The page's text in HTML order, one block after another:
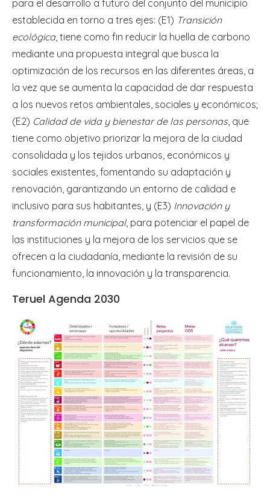
para el desarrollo a futuro del conjunto del municipio
establecida en torno a tres ejes: (E1) Transición
ecológica, tiene como fin reducir la huella de carbono
mediante una propuesta integral que busca la
optimización de los recursos en las diferentes áreas, a
la vez que se aumenta la capacidad de dar respuesta
a los nuevos retos ambientales, sociales y económicos;
(E2) Calidad de vida y bienestar de las personas , que
tiene como objetivo priorizar la mejora de la ciudad
consolidada y los tejidos urbanos, económicos y
sociales existentes, fomentando su adaptación y
renovación, garantizando un entorno de calidad e
inclusivo para sus habitantes, y (E3) Innovación y
transformación municipal, para potenciar el papel de
las instituciones y la mejora de los servicios que se
ofrecen a la ciudadanía, mediante la revisión de su
funcionamiento, la innovación y la transparencia.
Teruel Agenda 2030